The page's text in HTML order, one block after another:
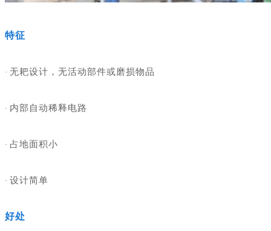
特征
· 无耙设计，无活动部件或磨损物品
· 内部自动稀释电路
· 占地面积小
· 设计简单
好处